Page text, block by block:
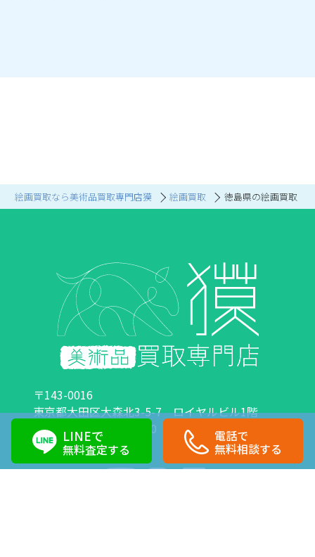
LINEで
無料査定する
電話で
無料相談する
絵画買取なら美術品買取専門店獏 絵画買取 徳島県の絵画買取
〒143-0016
東京都大田区大森北3-5-7 ロイヤルビル1階
営業時間：10:00～18:00 定休日：日曜日・祝日
0120-89-0007 03-6423-1033